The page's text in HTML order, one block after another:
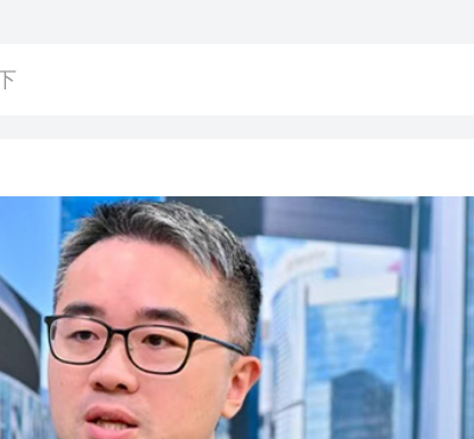
日生效
逾七成
」網民點贊：滿腹墨水
錄「起飛瞬間」